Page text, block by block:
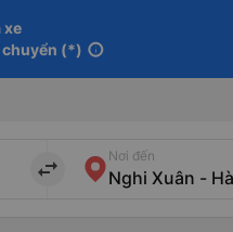
xe
chuyển (*) info
import_export
Nơi đến